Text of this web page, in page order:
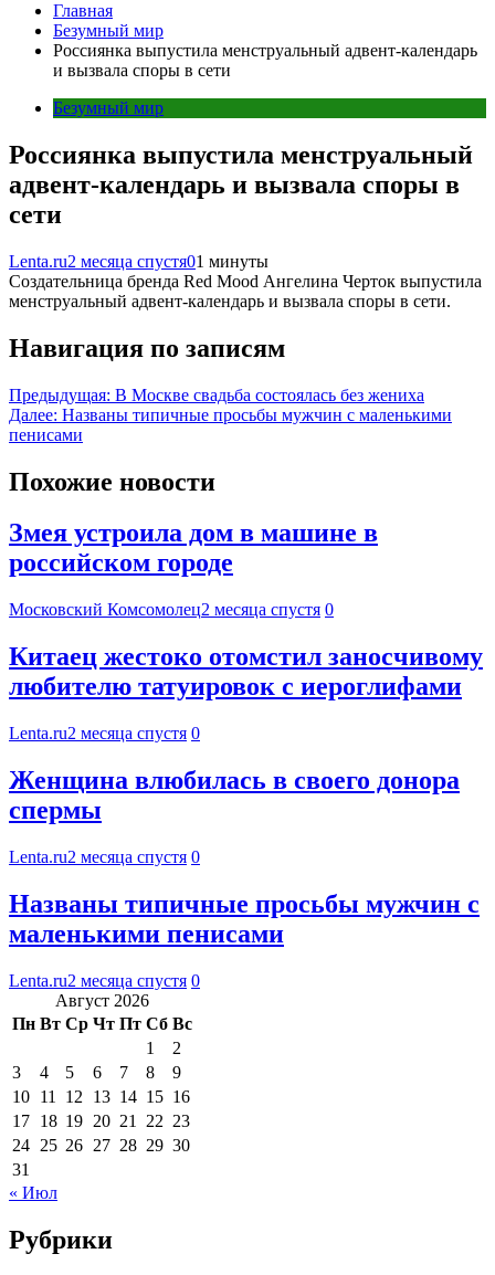
Главная
Безумный мир
Россиянка выпустила менструальный адвент-календарь
и вызвала споры в сети
Безумный мир
Россиянка выпустила менструальный
адвент-календарь и вызвала споры в
сети
Lenta.ru2 месяца спустя01 минуты
Создательница бренда Red Mood Ангелина Черток выпустила
менструальный адвент-календарь и вызвала споры в сети.
Навигация по записям
Предыдущая: В Москве свадьба состоялась без жениха
Далее: Названы типичные просьбы мужчин с маленькими
пенисами
Похожие новости
Змея устроила дом в машине в
российском городе
Московский Комсомолец2 месяца спустя 0
Китаец жестоко отомстил заносчивому
любителю татуировок с иероглифами
Lenta.ru2 месяца спустя 0
Женщина влюбилась в своего донора
спермы
Lenta.ru2 месяца спустя 0
Названы типичные просьбы мужчин с
маленькими пенисами
Lenta.ru2 месяца спустя 0
Август 2026
Пн Вт Ср Чт Пт Сб Вс
1
2
3
4 5 6 7 8
9
10 11 12 13 14 15 16
17 18 19 20 21 22 23
24 25 26 27 28 29 30
31
« Июл
Рубрики